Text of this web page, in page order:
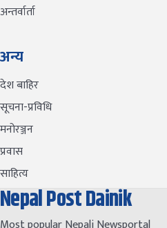
अन्तर्वार्ता
अन्य
देश बाहिर
सूचना-प्रविधि
मनोरञ्जन
प्रवास
साहित्य
Nepal Post Dainik